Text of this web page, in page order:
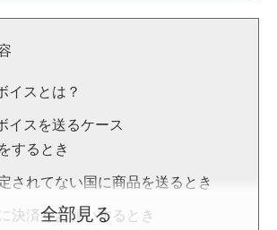
：https://twitter.com/bitojun
のプロフィール
イスとは？
イスを送るケース
するとき
されてない国に商品を送るとき
決済をお願いするとき
全部見る